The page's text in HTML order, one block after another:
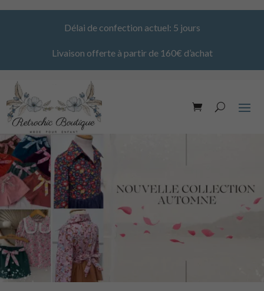
Délai de confection actuel: 5 jours
Livaison offerte à partir de 160€ d’achat